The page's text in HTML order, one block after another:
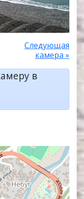
Следующая
камера »
в